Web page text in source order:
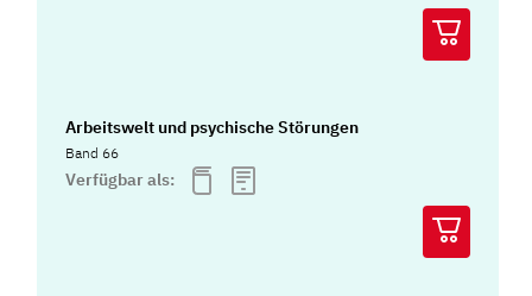
Arbeitswelt und psychische Störungen
Band 66
Verfügbar als: